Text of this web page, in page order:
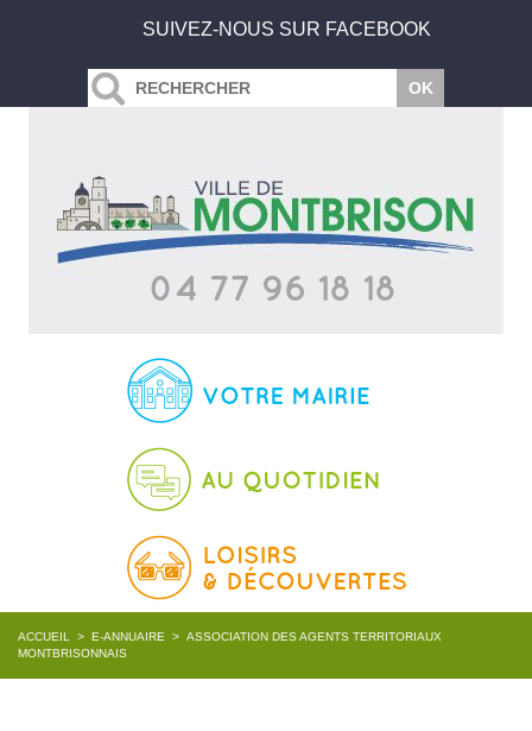
SUIVEZ-NOUS SUR FACEBOOK
ACCUEIL > E-ANNUAIRE > ASSOCIATION DES AGENTS TERRITORIAUX
MONTBRISONNAIS